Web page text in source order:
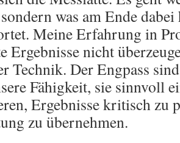
was am Ende
Meine Erfahrung in
Ergebnisse nicht
Technik. Der Engpass
Fähigkeit, sie sinnvoll
Ergebnisse kritisch zu
zu übernehmen.